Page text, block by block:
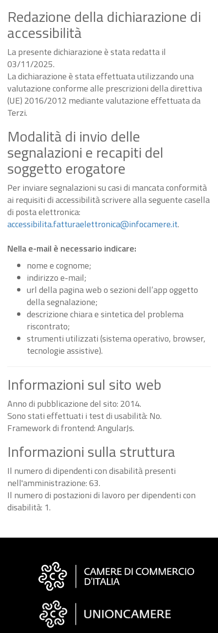
Redazione della dichiarazione di
accessibilità
La presente dichiarazione è stata redatta il
03/11/2025.
La dichiarazione è stata effettuata utilizzando una
valutazione conforme alle prescrizioni della direttiva
(UE) 2016/2012 mediante valutazione effettuata da
Terzi.
Modalità di invio delle
segnalazioni e recapiti del
soggetto erogatore
Per inviare segnalazioni su casi di mancata conformità
ai requisiti di accessibilità scrivere alla seguente casella
di posta elettronica:
accessibilita.fatturaelettronica@infocamere.it.
Nella e-mail è necessario indicare:
nome e cognome;
indirizzo e-mail;
url della pagina web o sezioni dell’app oggetto
della segnalazione;
descrizione chiara e sintetica del problema
riscontrato;
strumenti utilizzati (sistema operativo, browser,
tecnologie assistive).
Informazioni sul sito web
Anno di pubblicazione del sito: 2014.
Sono stati effettuati i test di usabilità: No.
Framework di frontend: AngularJs.
Informazioni sulla struttura
Il numero di dipendenti con disabilità presenti
nell'amministrazione: 63.
Il numero di postazioni di lavoro per dipendenti con
disabilità: 1.
Informazioni
"Fattura